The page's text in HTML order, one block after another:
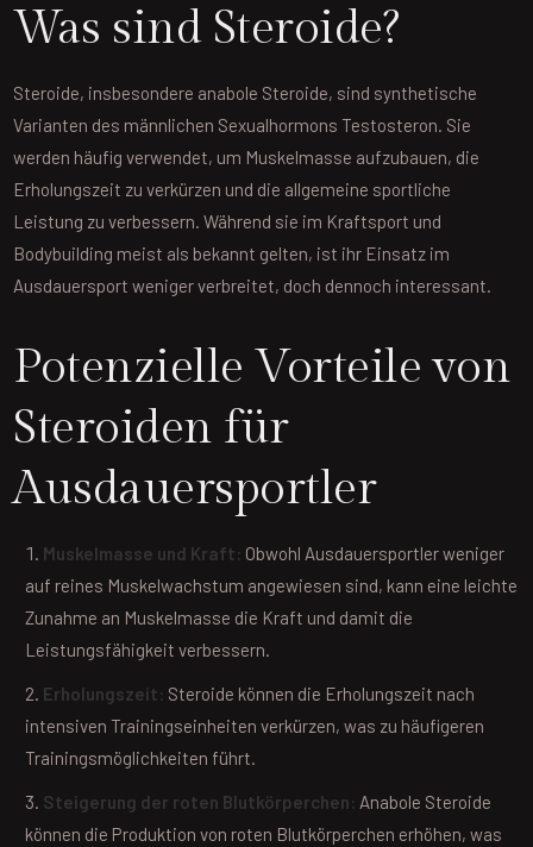
Was sind Steroide?
Steroide, insbesondere anabole Steroide, sind synthetische
Varianten des männlichen Sexualhormons Testosteron. Sie
werden häufig verwendet, um Muskelmasse aufzubauen, die
Erholungszeit zu verkürzen und die allgemeine sportliche
Leistung zu verbessern. Während sie im Kraftsport und
Bodybuilding meist als bekannt gelten, ist ihr Einsatz im
Ausdauersport weniger verbreitet, doch dennoch interessant.
Potenzielle Vorteile von
Steroiden für
Ausdauersportler
Muskelmasse und Kraft: Obwohl Ausdauersportler weniger
auf reines Muskelwachstum angewiesen sind, kann eine leichte
Zunahme an Muskelmasse die Kraft und damit die
Leistungsfähigkeit verbessern.
Erholungszeit: Steroide können die Erholungszeit nach
intensiven Trainingseinheiten verkürzen, was zu häufigeren
Trainingsmöglichkeiten führt.
Steigerung der roten Blutkörperchen: Anabole Steroide
können die Produktion von roten Blutkörperchen erhöhen, was